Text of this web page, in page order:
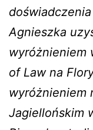
Agnieszka
wyróżnieniem
of Law na
wyróżnieniem
Jagiellońskim